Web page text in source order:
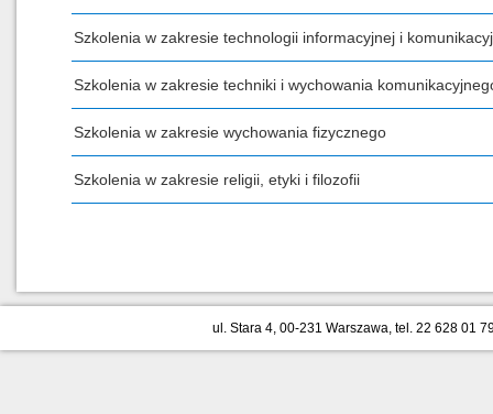
Szkolenia w zakresie technologii informacyjnej i
Szkolenia w zakresie techniki i wychowania
Szkolenia w zakresie wychowania fizycznego
Szkolenia w zakresie religii, etyki i filozofii
ul. Stara 4, 00-231 Warszawa, tel. 22 628 01